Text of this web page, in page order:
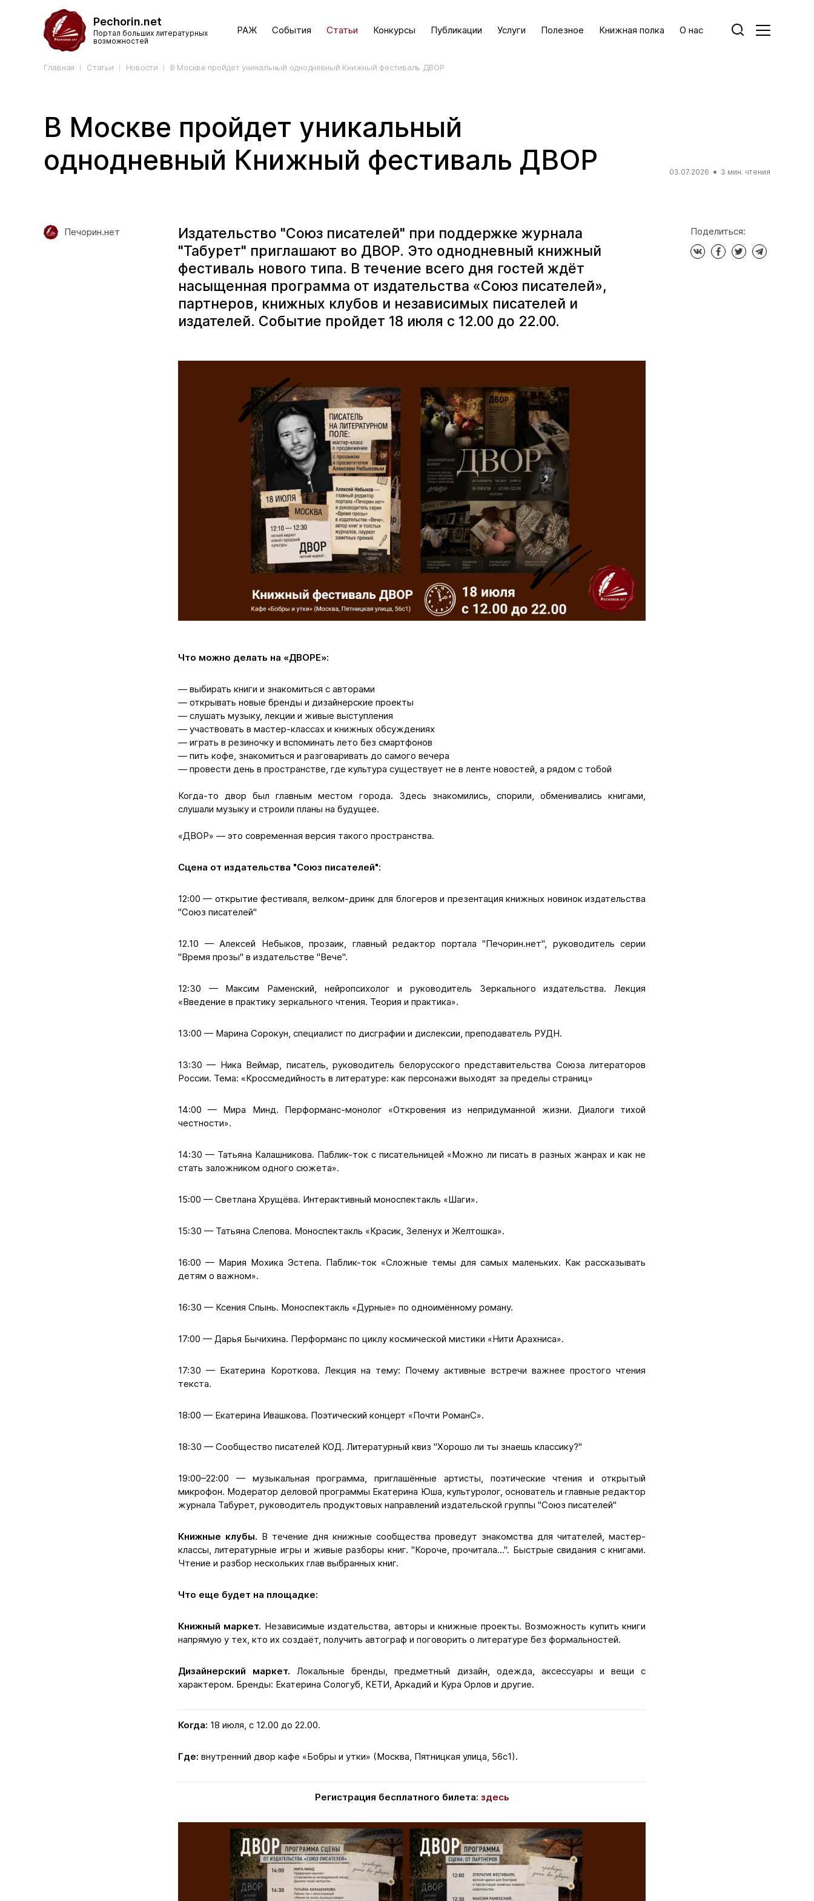
Pechorin.net
Портал больших литературных
возможностей
РАЖ События Статьи Конкурсы Публикации Услуги Полезное Книжная полка О нас
Главная Статьи Новости В Москве пройдет уникальный однодневный Книжный фестиваль ДВОР
В Москве пройдет уникальный
однодневный Книжный фестиваль ДВОР
03.07.2026 3 мин. чтения
Печорин.нет
Издательство "Союз писателей" при поддержке журнала
"Табурет" приглашают во ДВОР. Это однодневный книжный
фестиваль нового типа. В течение всего дня гостей ждёт
насыщенная программа от издательства «Союз писателей»,
партнеров, книжных клубов и независимых писателей и
издателей. Событие пройдет 18 июля с 12.00 до 22.00.
Что можно делать на «ДВОРЕ»:
— выбирать книги и знакомиться с авторами
— открывать новые бренды и дизайнерские проекты
— слушать музыку, лекции и живые выступления
— участвовать в мастер-классах и книжных обсуждениях
— играть в резиночку и вспоминать лето без смартфонов
— пить кофе, знакомиться и разговаривать до самого вечера
— провести день в пространстве, где культура существует не в ленте новостей, а рядом с тобой
Когда-то двор был главным местом города. Здесь знакомились, спорили, обменивались книгами,
слушали музыку и строили планы на будущее.
«ДВОР» — это современная версия такого пространства.
Сцена от издательства "Союз писателей":
12:00 — открытие фестиваля, велком-дринк для блогеров и презентация книжных новинок издательства
"Союз писателей"
12.10 — Алексей Небыков, прозаик, главный редактор портала "Печорин.нет", руководитель серии
"Время прозы" в издательстве "Вече".
12:30 — Максим Раменский, нейропсихолог и руководитель Зеркального издательства. Лекция
«Введение в практику зеркального чтения. Теория и практика».
13:00 — Марина Сорокун, специалист по дисграфии и дислексии, преподаватель РУДН.
13:30 — Ника Веймар, писатель, руководитель белорусского представительства Союза литераторов
России. Тема: «Кроссмедийность в литературе: как персонажи выходят за пределы страниц»
14:00 — Мира Минд. Перформанс-монолог «Откровения из непридуманной жизни. Диалоги тихой
честности».
14:30 — Татьяна Калашникова. Паблик-ток с писательницей «Можно ли писать в разных жанрах и как не
стать заложником одного сюжета».
15:00 — Светлана Хрущёва. Интерактивный моноспектакль «Шаги».
15:30 — Татьяна Слепова. Моноспектакль «Красик, Зеленух и Желтошка».
16:00 — Мария Мохика Эстепа. Паблик-ток «Сложные темы для самых маленьких. Как рассказывать
детям о важном».
16:30 — Ксения Спынь. Моноспектакль «Дурные» по одноимённому роману.
17:00 — Дарья Бычихина. Перформанс по циклу космической мистики «Нити Арахниса».
17:30 — Екатерина Короткова. Лекция на тему: Почему активные встречи важнее простого чтения
текста.
18:00 — Екатерина Ивашкова. Поэтический концерт «Почти РоманС».
18:30 — Сообщество писателей КОД. Литературный квиз "Хорошо ли ты знаешь классику?"
19:00–22:00 — музыкальная программа, приглашённые артисты, поэтические чтения и открытый
микрофон. Модератор деловой программы Екатерина Юша, культуролог, основатель и главные редактор
журнала Табурет, руководитель продуктовых направлений издательской группы "Союз писателей"
Книжные клубы. В течение дня книжные сообщества проведут знакомства для читателей, мастер-
классы, литературные игры и живые разборы книг. "Короче, прочитала…". Быстрые свидания с книгами.
Чтение и разбор нескольких глав выбранных книг.
Что еще будет на площадке:
Книжный маркет. Независимые издательства, авторы и книжные проекты. Возможность купить книги
напрямую у тех, кто их создаёт, получить автограф и поговорить о литературе без формальностей.
Дизайнерский маркет.Локальные бренды, предметный дизайн, одежда, аксессуары и вещи с
характером. Бренды: Екатерина Сологуб, КЕТИ, Аркадий и Кура Орлов и другие.
Когда: 18 июля, с 12.00 до 22.00.
Где: внутренний двор кафе «Бобры и утки» (Москва, Пятницкая улица, 56с1).
Регистрация бесплатного билета: здесь
Поделиться: